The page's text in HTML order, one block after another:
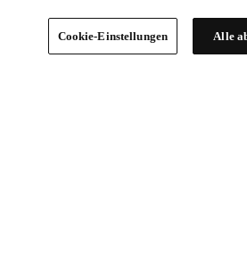
Cookie-Einstellungen Alle